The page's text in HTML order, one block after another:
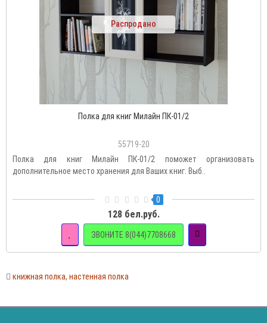
Распродано
Полка для книг Милайн ПК-01/2
55719-20
Полка для книг Милайн ПК-01/2 поможет организовать
дополнительное место хранения для Ваших книг. Выб..
0
128 бел.руб.
ЗВОНИТЕ 8(044)7708668
книжная полка, настенная полка